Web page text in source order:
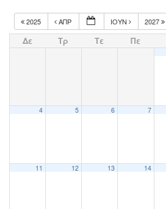
2025 ΑΠΡ ΙΟΎΝ 2027
Δε Τρ Τε Πε
4 5 6 7
11 12 13 14